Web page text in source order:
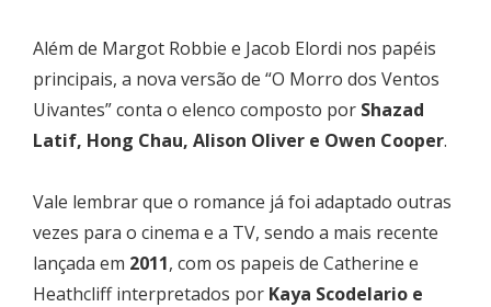
Além de Margot Robbie e Jacob Elordi nos papéis
principais, a nova versão de “O Morro dos Ventos
Uivantes” conta o elenco composto por Shazad
Latif, Hong Chau, Alison Oliver e Owen Cooper.
Vale lembrar que o romance já foi adaptado outras
vezes para o cinema e a TV, sendo a mais recente
lançada em 2011, com os papeis de Catherine e
Heathcliff interpretados por Kaya Scodelario e